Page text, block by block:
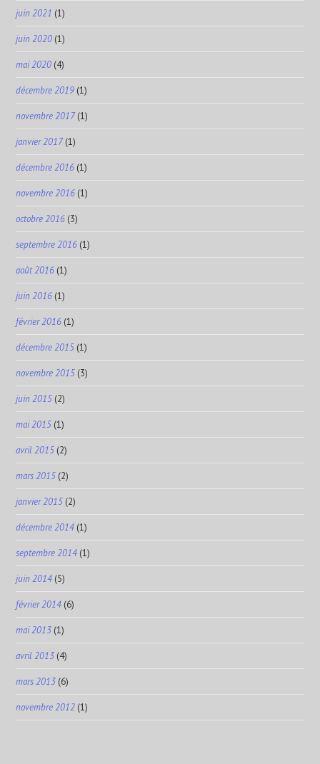
juin 2021 (1)
juin 2020 (1)
mai 2020 (4)
décembre 2019 (1)
novembre 2017(1)
janvier 2017(1)
décembre 2016 (1)
novembre 2016 (1)
octobre 2016 (3)
septembre 2016 (1)
août 2016 (1)
juin 2016 (1)
février 2016 (1)
décembre 2015 (1)
novembre 2015 (3)
juin 2015 (2)
mai 2015 (1)
avril 2015 (2)
mars 2015 (2)
janvier 2015 (2)
décembre 2014 (1)
septembre 2014 (1)
juin 2014 (5)
février 2014 (6)
mai 2013 (1)
avril 2013 (4)
mars 2013 (6)
novembre 2012 (1)